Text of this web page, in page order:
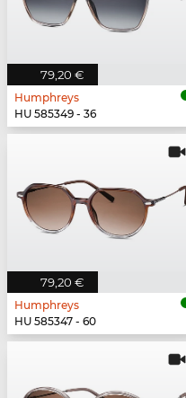
79,20 €
Humphreys
HU 585349 - 36
79,20 €
Humphreys
HU 585347 - 60